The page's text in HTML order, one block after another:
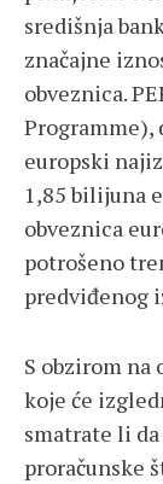
središnja
značajne
obveznica.
Programme),
europski
1,85 bilijuna
obveznica
potrošeno
predviđenog
S obzirom
koje će
smatrate li
proračunske